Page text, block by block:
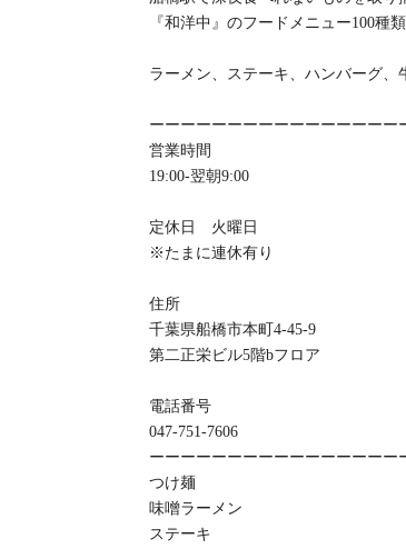
『和洋中』のフードメニュー100種
ラーメン、ステーキ、ハンバーグ、
ーーーーーーーーーーーーーーーー
営業時間
19:00-翌朝9:00
定休日 火曜日
※たまに連休有り
住所
千葉県船橋市本町4-45-9
第二正栄ビル5階bフロア
電話番号
047-751-7606
ーーーーーーーーーーーーーーーー
つけ麺
味噌ラーメン
ステーキ